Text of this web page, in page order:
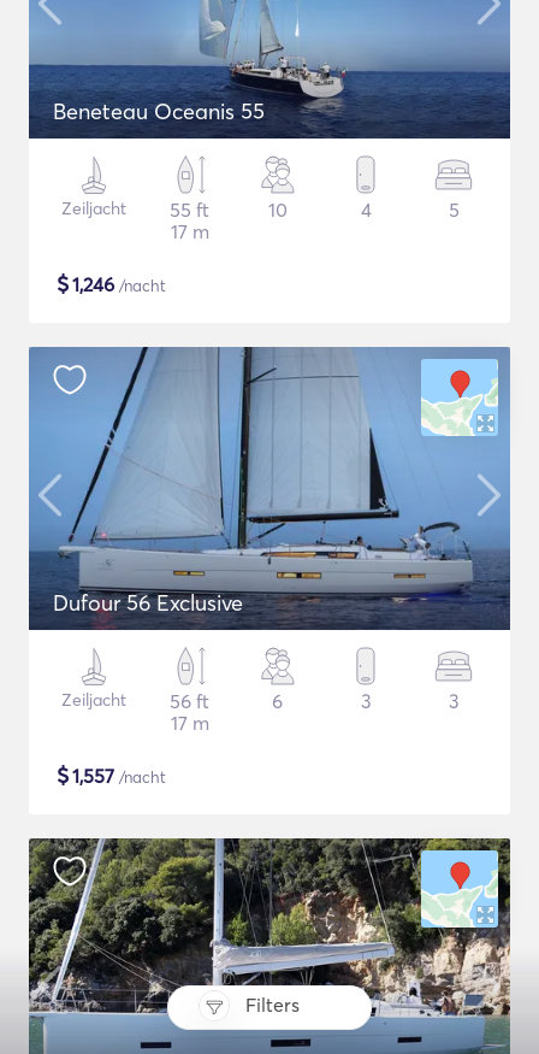
Filters
Beneteau Oceanis 55
Zeiljacht
55 ft
17 m
10 4 5
$1,246 /nacht
Dufour 56 Exclusive
Zeiljacht
56 ft
17 m
6 3 3
$1,557 /nacht